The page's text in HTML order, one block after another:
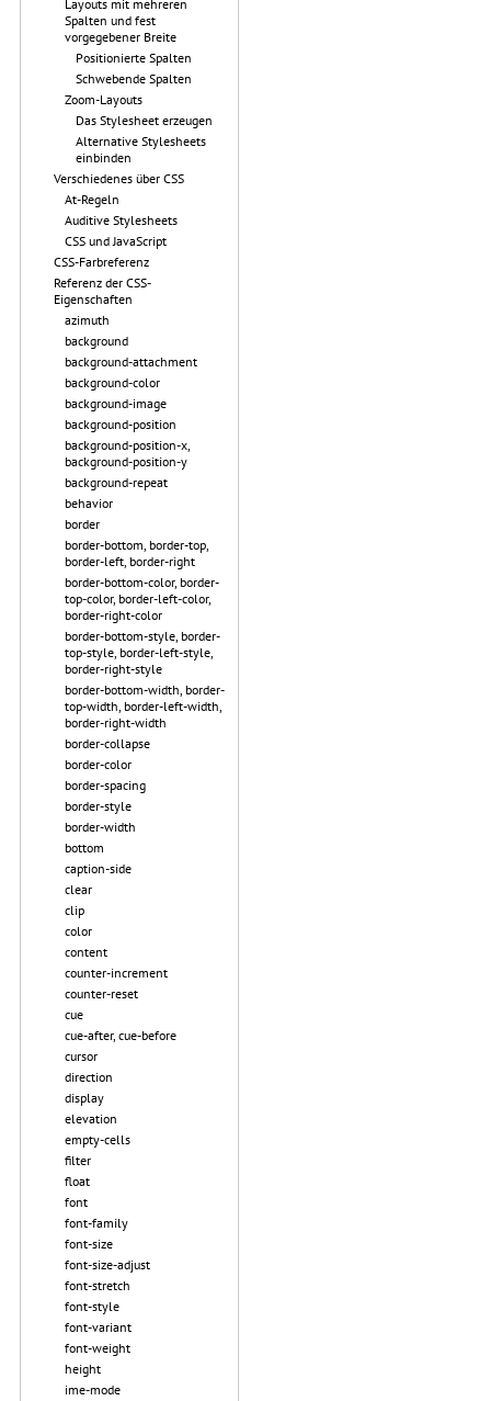
Layouts mit mehreren
Spalten und fest
vorgegebener Breite
Positionierte Spalten
Schwebende Spalten
Zoom-Layouts
Das Stylesheet erzeugen
Alternative Stylesheets
einbinden
Verschiedenes über CSS
At-Regeln
Auditive Stylesheets
CSS und JavaScript
CSS-Farbreferenz
Referenz der CSS-
Eigenschaften
azimuth
background
background-attachment
background-color
background-image
background-position
background-position-x,
background-position-y
background-repeat
behavior
border
border-bottom, border-top,
border-left, border-right
border-bottom-color, border-
top-color, border-left-color,
border-right-color
border-bottom-style, border-
top-style, border-left-style,
border-right-style
border-bottom-width, border-
top-width, border-left-width,
border-right-width
border-collapse
border-color
border-spacing
border-style
border-width
bottom
caption-side
clear
clip
color
content
counter-increment
counter-reset
cue
cue-after, cue-before
cursor
direction
display
elevation
empty-cells
filter
float
font
font-family
font-size
font-size-adjust
font-stretch
font-style
font-variant
font-weight
height
ime-mode